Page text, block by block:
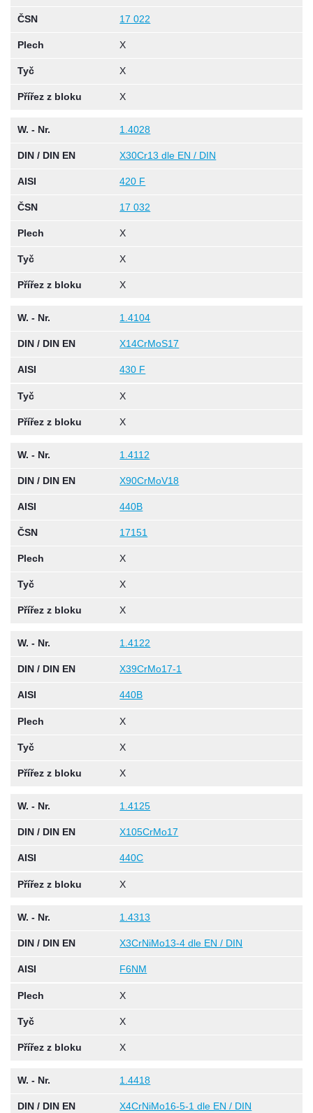
ČSN 17 022
Plech X
Tyč X
Přířez z bloku X
W. - Nr. 1.4028
DIN / DIN EN X30Cr13 dle EN / DIN
AISI 420 F
ČSN 17 032
Plech X
Tyč X
Přířez z bloku X
W. - Nr. 1.4104
DIN / DIN EN X14CrMoS17
AISI 430 F
Tyč X
Přířez z bloku X
W. - Nr. 1.4112
DIN / DIN EN X90CrMoV18
AISI 440B
ČSN 17151
Plech X
Tyč X
Přířez z bloku X
W. - Nr. 1.4122
DIN / DIN EN X39CrMo17-1
AISI 440B
Plech X
Tyč X
Přířez z bloku X
W. - Nr. 1.4125
DIN / DIN EN X105CrMo17
AISI 440C
Přířez z bloku X
W. - Nr. 1.4313
DIN / DIN EN X3CrNiMo13-4 dle EN / DIN
AISI F6NM
Plech X
Tyč X
Přířez z bloku X
W. - Nr. 1.4418
DIN / DIN EN X4CrNiMo16-5-1 dle EN / DIN